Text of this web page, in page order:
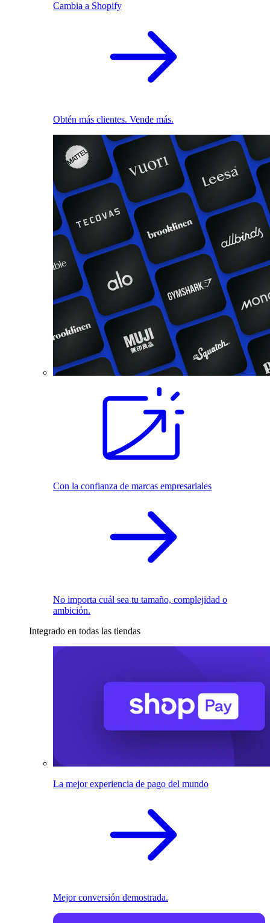
Cambia a Shopify
Obtén más clientes. Vende más.
Con la confianza de marcas empresariales
No importa cuál sea tu tamaño, complejidad o
ambición.
Integrado en todas las tiendas
La mejor experiencia de pago del mundo
Mejor conversión demostrada.